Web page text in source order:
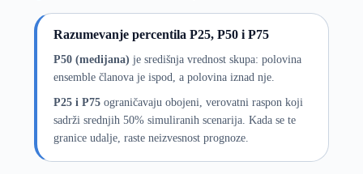
Razumevanje percentila P25, P50 i P75
P50 (medijana) je središnja vrednost skupa: polovina
ensemble članova je ispod, a polovina iznad nje.
P25 i P75ograničavaju obojeni, verovatni raspon koji
sadrži srednjih 50% simuliranih scenarija. Kada se te
granice udalje, raste neizvesnost prognoze.